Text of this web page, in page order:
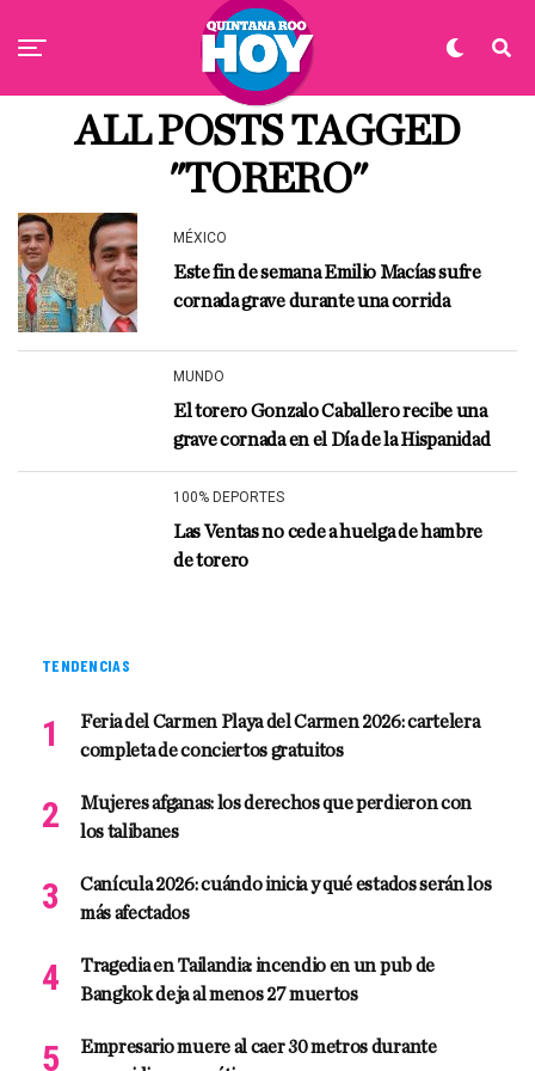
ALL POSTS TAGGED
"TORERO"
MÉXICO
Este fin de semana Emilio Macías sufre
cornada grave durante una corrida
MUNDO
El torero Gonzalo Caballero recibe una
grave cornada en el Día de la Hispanidad
100% DEPORTES
Las Ventas no cede a huelga de hambre
de torero
TENDENCIAS
Feria del Carmen Playa del Carmen 2026: cartelera
completa de conciertos gratuitos
Mujeres afganas: los derechos que perdieron con
los talibanes
Canícula 2026: cuándo inicia y qué estados serán los
más afectados
Tragedia en Tailandia: incendio en un pub de
Bangkok deja al menos 27 muertos
Empresario muere al caer 30 metros durante